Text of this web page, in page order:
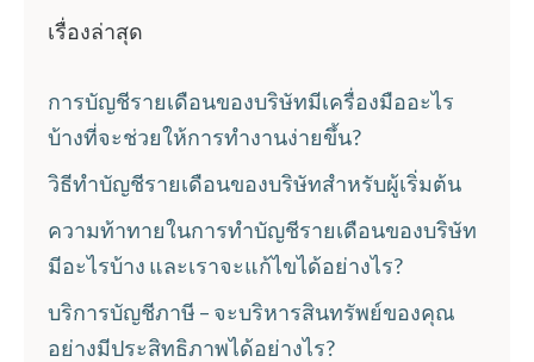
เรื่องล่าสุด
การบัญชีรายเดือนของบริษัทมีเครื่องมืออะไร
บ้างที่จะช่วยให้การทำงานง่ายขึ้น?
วิธีทำบัญชีรายเดือนของบริษัทสำหรับผู้เริ่มต้น
ความท้าทายในการทำบัญชีรายเดือนของบริษัท
มีอะไรบ้าง และเราจะแก้ไขได้อย่างไร?
บริการบัญชีภาษี – จะบริหารสินทรัพย์ของคุณ
อย่างมีประสิทธิภาพได้อย่างไร?